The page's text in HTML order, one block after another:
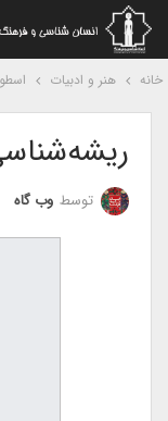
هنر و ادبیات
توسطوب گاه